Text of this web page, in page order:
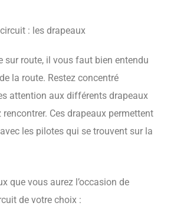
: les drapeaux
sur route, il vous faut bien entendu
la route. Restez concentré
attention aux différents drapeaux
Ces drapeaux permettent
les pilotes qui se trouvent sur la
que vous aurez l’occasion de
de votre choix :